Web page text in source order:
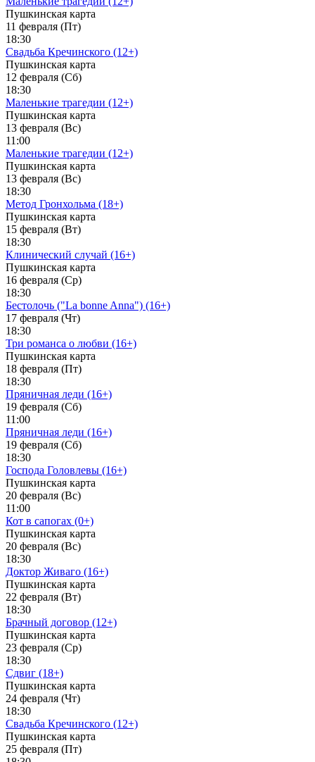
Пушкинская карта
11 февраля (Пт)
18:30
Свадьба Кречинского (12+)
Пушкинская карта
12 февраля (Сб)
18:30
Маленькие трагедии (12+)
Пушкинская карта
13 февраля (Вс)
11:00
Маленькие трагедии (12+)
Пушкинская карта
13 февраля (Вс)
18:30
Метод Гронхольма (18+)
Пушкинская карта
15 февраля (Вт)
18:30
Клинический случай (16+)
Пушкинская карта
16 февраля (Ср)
18:30
Бестолочь ("La bonne Anna") (16+)
17 февраля (Чт)
18:30
Три романса о любви (16+)
Пушкинская карта
18 февраля (Пт)
18:30
Пряничная леди (16+)
19 февраля (Сб)
11:00
Пряничная леди (16+)
19 февраля (Сб)
18:30
Господа Головлевы (16+)
Пушкинская карта
20 февраля (Вс)
11:00
Кот в сапогах (0+)
Пушкинская карта
20 февраля (Вс)
18:30
Доктор Живаго (16+)
Пушкинская карта
22 февраля (Вт)
18:30
Брачный договор (12+)
Пушкинская карта
23 февраля (Ср)
18:30
Сдвиг (18+)
Пушкинская карта
24 февраля (Чт)
18:30
Свадьба Кречинского (12+)
Пушкинская карта
25 февраля (Пт)